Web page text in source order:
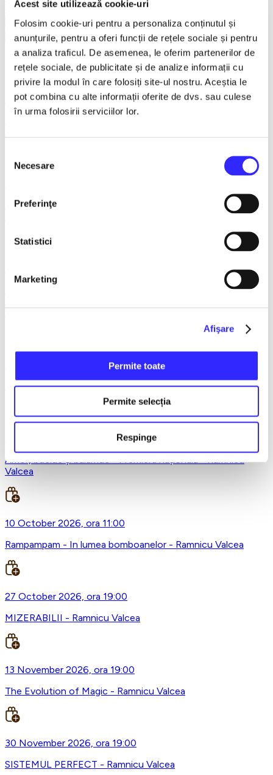
Acest site utilizează cookie-uri
Folosim cookie-uri pentru a personaliza conținutul și
anunțurile, pentru a oferi funcții de rețele sociale și pentru
a analiza traficul. De asemenea, le oferim partenerilor de
rețele sociale, de publicitate și de analize informații cu
privire la modul în care folosiți site-ul nostru. Aceștia le
pot combina cu alte informații oferite de dvs. sau culese
în urma folosirii serviciilor lor.
consimțământului
Necesare
Preferinţe
Statistici
Marketing
Afişare
Permite toate
Permite selecția
Respinge
Earlybird
Vezi mai multe
Vezi mai puțin
Ramnicu-Valcea
14 August 2026, ora 18:00
MUSICLOVER FESTIVAL - 15 AUGUST - CONNECT-R,
MUSICLOVER FESTIVAL - 16 AUGUST - LEO DE LA
29 September 2026, ora 19:30
Nevasta de ocazie - Ramnicu Valcea
8 October 2026, ora 19:30
Amor, bucluc și balamuc - Premiera națională - Ramnicu
Valcea
10 October 2026, ora 11:00
Rampampam - In lumea bomboanelor - Ramnicu Valcea
27 October 2026, ora 19:00
MIZERABILII - Ramnicu Valcea
13 November 2026, ora 19:00
The Evolution of Magic - Ramnicu Valcea
30 November 2026, ora 19:00
SISTEMUL PERFECT - Ramnicu Valcea